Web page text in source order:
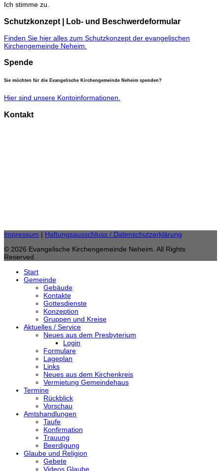
Ich stimme zu.
Schutzkonzept | Lob- und Beschwerdeformular
Finden Sie hier alles zum Schutzkonzept der evangelischen
Kirchengemeinde Neheim.
Spende
Sie möchten für die Evangelische Kirchengemeinde Neheim spenden?
Hier sind unsere Kontoinformationen.
Kontakt
Impressum | Haftungsausschluss / Datenschutzerklärung
© 2026 Evangelische Kirchengemeinde Neheim. All Rights
Reserved.
Start
Gemeinde
Gebäude
Kontakte
Gottesdienste
Konzeption
Gruppen und Kreise
Aktuelles / Service
Neues aus dem Presbyterium
Login
Formulare
Lageplan
Links
Neues aus dem Kirchenkreis
Vermietung Gemeindehaus
Termine
Rückblick
Vorschau
Amtshandlungen
Taufe
Konfirmation
Trauung
Beerdigung
Glaube und Religion
Gebete
Videos Glaube